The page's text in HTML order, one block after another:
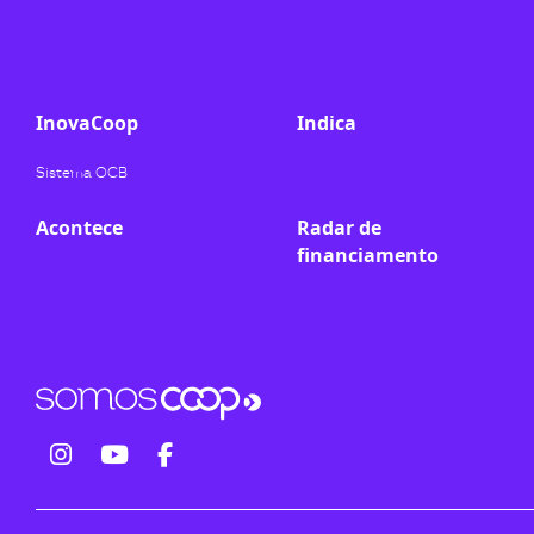
InovaCoop
Sistema OCB
Acontece
Indica
Radar de
financiamento
fab fabfab